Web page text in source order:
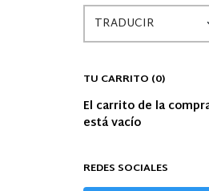
TU CARRITO (0)
El carrito de la
está vacío
REDES SOCIALES